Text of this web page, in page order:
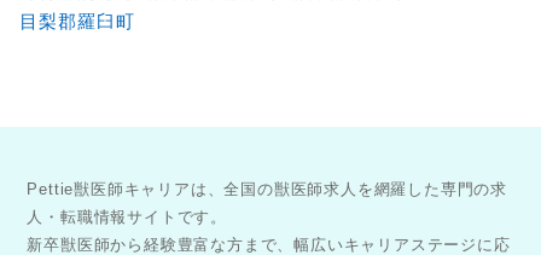
目梨郡羅臼町
Pettie獣医師キャリアは、全国の獣医師求人を網羅した専門の求
人・転職情報サイトです。
新卒獣医師から経験豊富な方まで、幅広いキャリアステージに応